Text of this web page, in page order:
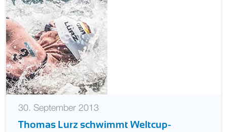
30. September 2013
Thomas Lurz schwimmt Weltcup-